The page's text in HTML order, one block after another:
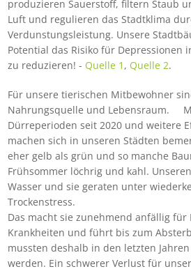
produzieren Sauerstoff, filtern Staub
Luft und regulieren das Stadtklima
Verdunstungsleistung. Unsere
Potential das Risiko für Depressionen
zu reduzieren! - Quelle 1 , Quelle 2.
Für unsere tierischen Mitbewohner
Nahrungsquelle und Lebensraum.
Dürreperioden seit 2020 und weitere
machen sich in unseren Städten
eher gelb als grün und so manche
Frühsommer löchrig und kahl.
Wasser und sie geraten unter
Trockenstress.
Das macht sie zunehmend anfällig für
Krankheiten und führt bis zum
mussten deshalb in den letzten
werden. Ein schwerer Verlust für